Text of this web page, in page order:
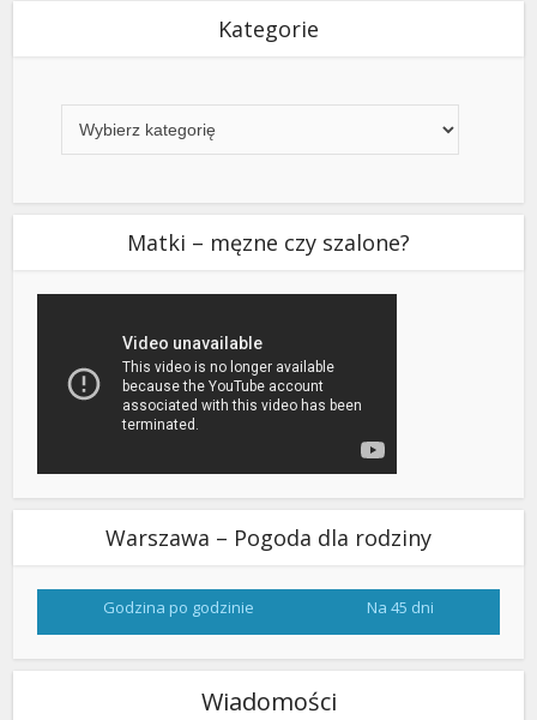
Kategorie
Matki – męzne czy szalone?
Warszawa – Pogoda dla rodziny
Godzina po godzinie Na 45 dni
Wiadomości